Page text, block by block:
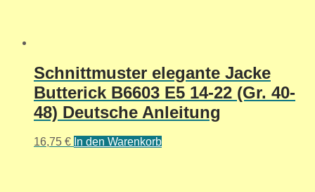
Schnittmuster elegante Jacke
Butterick B6603 E5 14-22 (Gr. 40-
48) Deutsche Anleitung
16,75 € In den Warenkorb